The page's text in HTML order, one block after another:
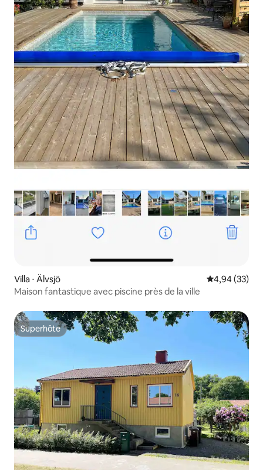
Villa ⋅ Älvsjö Évaluation
4,94 (33)
Maison fantastique avec piscine près de la ville
Superhôte
Superhôte